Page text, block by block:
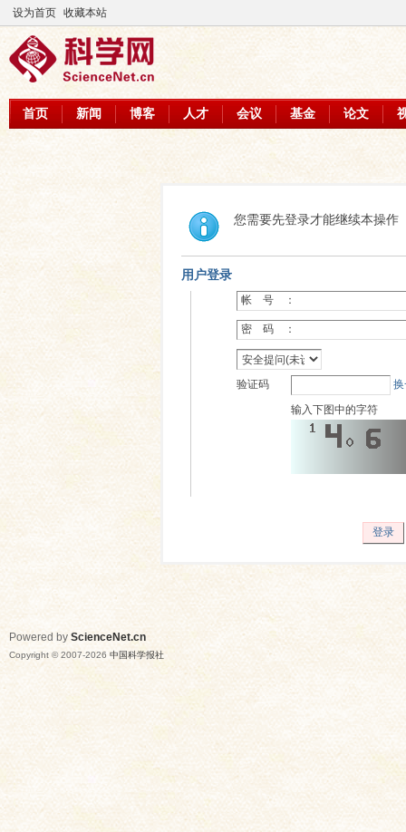
设为首页 收藏本站
首页 新闻 博客 人才 会议 基金 论文
您需要先登录才能继续本操作
用户登录
帐 号 ：
密 码 ：
验证码
输入下图中的字符
登录
Powered by ScienceNet.cn
Copyright © 2007-2026 中国科学报社